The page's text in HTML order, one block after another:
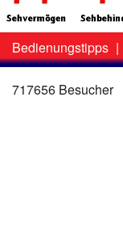
Zweit-
Menü
Bedienungstipps |
717656 Besucher